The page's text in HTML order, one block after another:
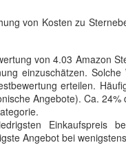
von Kosten zu
von 4.03 Amazon
einzuschätzen.
erteilen.
Angebote). Ca.
Einkaufspreis
Angebot bei